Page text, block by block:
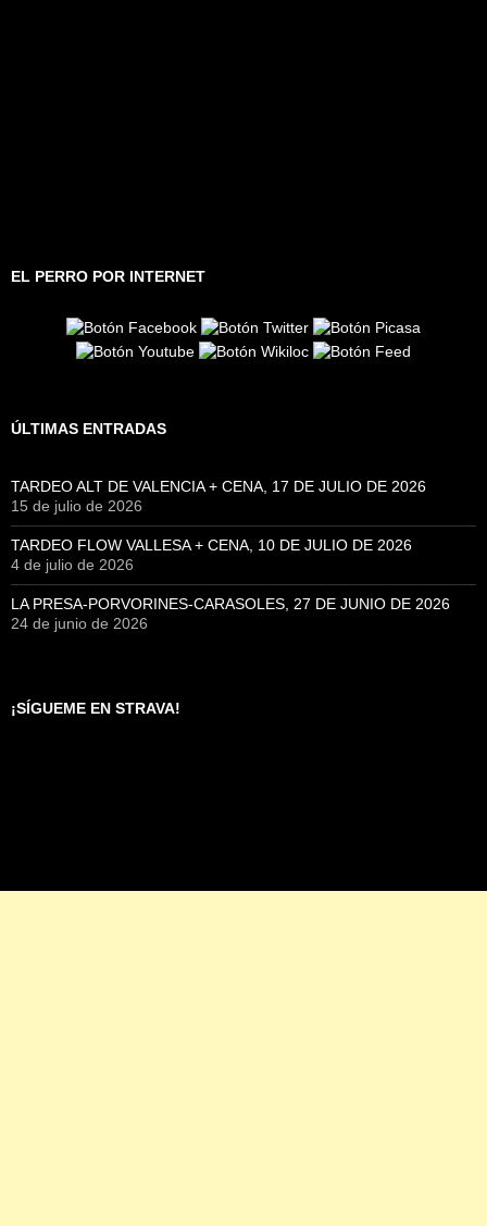
EL PERRO POR INTERNET
ÚLTIMAS ENTRADAS
TARDEO ALT DE VALENCIA + CENA, 17 DE JULIO DE 2026
15 de julio de 2026
TARDEO FLOW VALLESA + CENA, 10 DE JULIO DE 2026
4 de julio de 2026
LA PRESA-PORVORINES-CARASOLES, 27 DE JUNIO DE 2026
24 de junio de 2026
¡SÍGUEME EN STRAVA!